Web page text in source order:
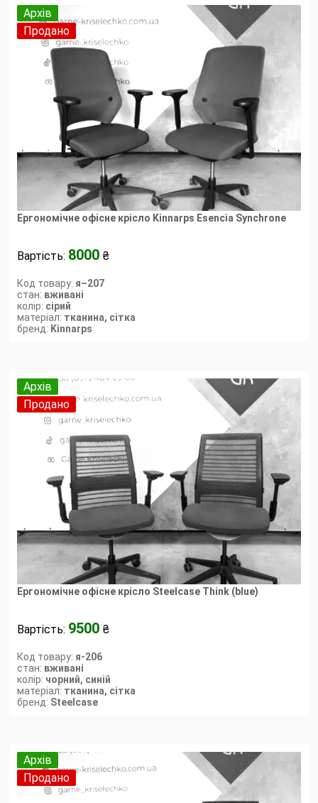
Продано
Архів
Ергономічне офісне крісло Kinnarps Esencia Synchrone
Вартість: 8000 ₴
Код товару: я–207
стан: вживані
колір: сірий
матеріал: тканина, сітка
бренд: Kinnarps
Продано
Архів
Ергономічне офісне крісло Steelсase Think (blue)
Вартість: 9500 ₴
Код товару: я-206
стан: вживані
колір: чорний, синій
матеріал: тканина, сітка
бренд: Steelcase
Продано
Архів